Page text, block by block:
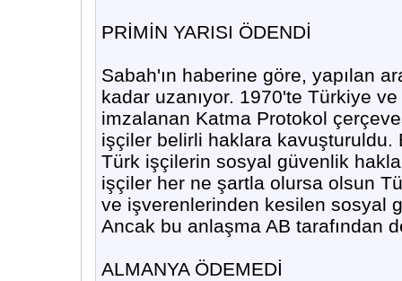
PRİMİN YARISI ÖDENDİ
Sabah'ın haberine göre, yapılan
kadar uzanıyor. 1970'te Türkiye
imzalanan Katma Protokol
işçiler belirli haklara kavuşturuldu.
Türk işçilerin sosyal güvenlik
işçiler her ne şartla olursa olsun
ve işverenlerinden kesilen sosyal
Ancak bu anlaşma AB tarafından
ALMANYA ÖDEMEDİ